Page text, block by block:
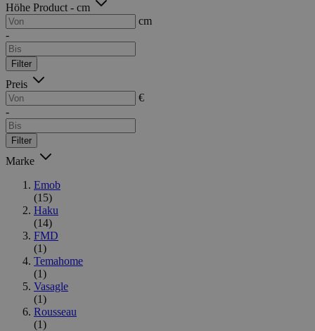
Höhe Product - cm
cm
-
Filter
Preis
€
-
Filter
Marke
Emob
(15)
Haku
(14)
FMD
(1)
Temahome
(1)
Vasagle
(1)
Rousseau
(1)